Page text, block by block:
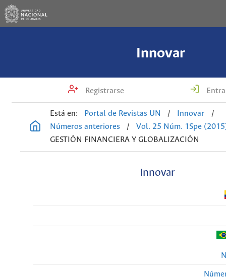
Innovar
Registrarse
Está en: Portal de Revistas UN / Innovar
/
Números anteriores
/
Vol. 25 Núm. 1Spe
GESTIÓN FINANCIERA Y GLOBALIZACIÓN
Innovar